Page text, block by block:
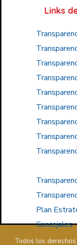
Links
Plan
Concejales
Todos los